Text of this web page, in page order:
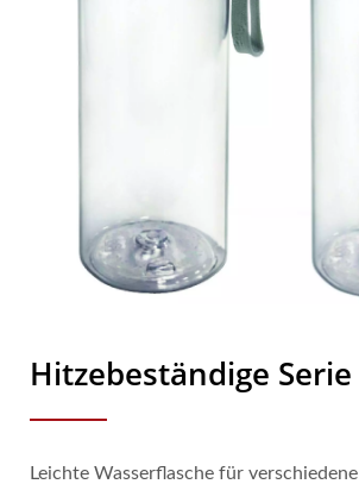
Hitzebeständige Serie
Leichte Wasserflasche für verschiedene